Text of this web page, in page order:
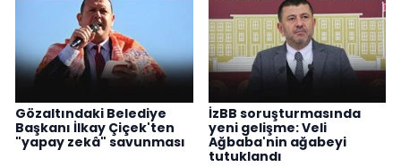
Gözaltındaki Belediye
Başkanı İlkay Çiçek'ten
"yapay zekâ" savunması
İzBB soruşturmasında
yeni gelişme: Veli
Ağbaba'nin ağabeyi
tutuklandı